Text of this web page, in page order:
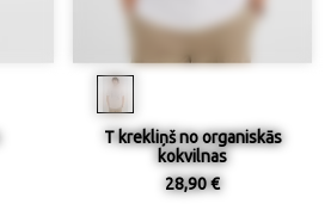
T krekliņš no organiskās
kokvilnas
28,90 €